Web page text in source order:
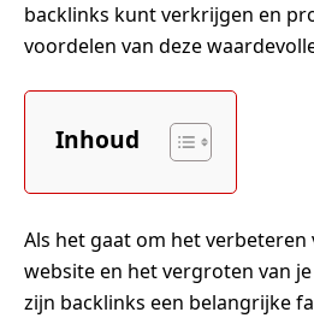
backlinks kunt verkrijgen en
voordelen van deze
Inhoud
Als het gaat om het verbeteren
website en het vergroten van
zijn backlinks een belangrijke